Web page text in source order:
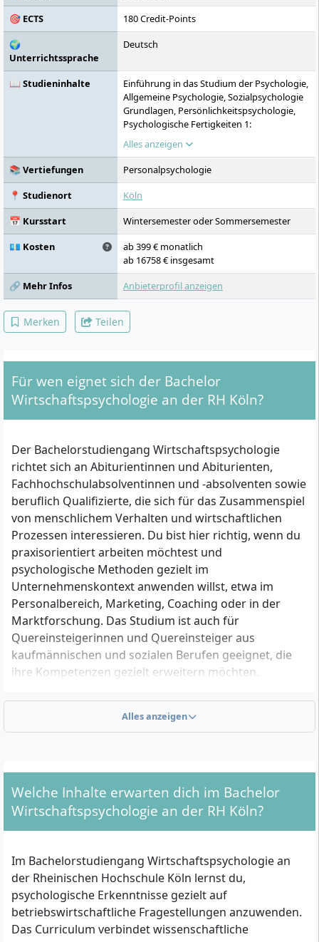
🎯 ECTS
180 Credit-Points
🌍
Unterrichtssprache
Deutsch
📖 Studieninhalte
Einführung in das Studium der Psychologie,
Allgemeine Psychologie, Sozialpsychologie
Grundlagen, Persönlichkeitspsychologie,
Psychologische Fertigkeiten 1:
Kommunikation, Quantitative Methoden I,
Quantitative Methoden II, Methodenlehre
und Versuchsplanung, Psychologische
Diagnostik 1 (Einführung, Testanwendung),
Neuropsychologie, Psychologische
Fertigkeiten 2:
Gruppeninterventionstechniken,
Allgemeine Betriebswirtschaftslehre, Test-
und Fragebogenentwicklung, Grundlagen
Data Analytics, Klinische Psychologie,
Psychologische Fertigkeiten 3:
Beratungstechniken, Coaching,
Sozialpsychologie Vertiefung, Financial
Accounting (Buchführung und
Marketing, Organisationspsychologie,
Marktpsychologie &
Konsumentenverhalten, Praktikum, Arbeits-
und Gesundheitspsychologie, Leadership
Betriebliches Gesundheitsmanagement,
Medienpsychologie, Wirtschaftsrecht,
Alles anzeigen
📚 Vertiefungen
Personalpsychologie
📍 Studienort
Köln
📅 Kursstart
Wintersemester oder Sommersemester
💶 Kosten
ab 399 € monatlich
ab 16758 € insgesamt
🔗 Mehr Infos
Anbieterprofil anzeigen
Merken Teilen
Für wen eignet sich der Bachelor
Wirtschaftspsychologie an der RH Köln?
Der Bachelorstudiengang Wirtschaftspsychologie
richtet sich an Abiturientinnen und Abiturienten,
Fachhochschulabsolventinnen und -absolventen sowie
beruflich Qualifizierte, die sich für das Zusammenspiel
von menschlichem Verhalten und wirtschaftlichen
Prozessen interessieren. Du bist hier richtig, wenn du
praxisorientiert arbeiten möchtest und
psychologische Methoden gezielt im
Unternehmenskontext anwenden willst, etwa im
Personalbereich, Marketing, Coaching oder in der
Marktforschung. Das Studium ist auch für
Quereinsteigerinnen und Quereinsteiger aus
kaufmännischen und sozialen Berufen geeignet, die
ihre Kompetenzen gezielt erweitern möchten.
Welche Zulassungsvoraussetzungen musst du
erfüllen?
Wirtschaftspsychologie benötigst du eine der
folgenden Qualifikationen:
Allgemeine Hochschulreife (Abitur)
Fachhochschulreife
Alternativ: eine berufliche Qualifizierung gemäß
Berufsbildungshochschulzugangsverordnung,
etwa ein Meisterabschluss oder eine vergleichbare
Aufstiegsfortbildung
Alles anzeigen
Welche Inhalte erwarten dich im Bachelor
Wirtschaftspsychologie an der RH Köln?
Im Bachelorstudiengang Wirtschaftspsychologie an
der Rheinischen Hochschule Köln lernst du,
psychologische Erkenntnisse gezielt auf
betriebswirtschaftliche Fragestellungen anzuwenden.
Das Curriculum verbindet wissenschaftliche